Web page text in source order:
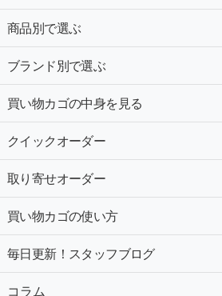
商品別で選ぶ
ブランド別で選ぶ
買い物カゴの中身を見る
クイックオーダー
取り寄せオーダー
買い物カゴの使い方
毎日更新！スタッフブログ
コラム